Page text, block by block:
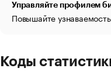
Управляйте профилем
Повышайте
Коды